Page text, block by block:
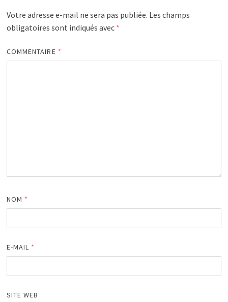
Votre adresse e-mail ne sera pas publiée. Les champs
obligatoires sont indiqués avec *
COMMENTAIRE *
NOM *
E-MAIL *
SITE WEB